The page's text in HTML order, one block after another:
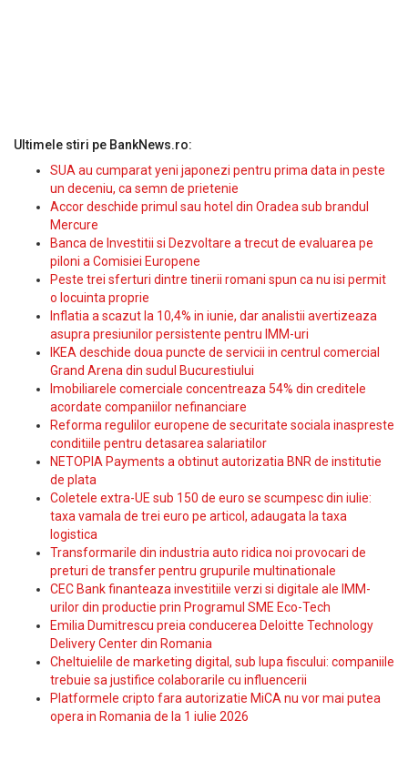
Ultimele stiri pe BankNews.ro:
SUA au cumparat yeni japonezi pentru prima data in peste
un deceniu, ca semn de prietenie
Accor deschide primul sau hotel din Oradea sub brandul
Mercure
Banca de Investitii si Dezvoltare a trecut de evaluarea pe
piloni a Comisiei Europene
Peste trei sferturi dintre tinerii romani spun ca nu isi permit
o locuinta proprie
Inflatia a scazut la 10,4% in iunie, dar analistii avertizeaza
asupra presiunilor persistente pentru IMM-uri
IKEA deschide doua puncte de servicii in centrul comercial
Grand Arena din sudul Bucurestiului
Imobiliarele comerciale concentreaza 54% din creditele
acordate companiilor nefinanciare
Reforma regulilor europene de securitate sociala inaspreste
conditiile pentru detasarea salariatilor
NETOPIA Payments a obtinut autorizatia BNR de institutie
de plata
Coletele extra-UE sub 150 de euro se scumpesc din iulie:
taxa vamala de trei euro pe articol, adaugata la taxa
logistica
Transformarile din industria auto ridica noi provocari de
preturi de transfer pentru grupurile multinationale
CEC Bank finanteaza investitiile verzi si digitale ale IMM-
urilor din productie prin Programul SME Eco-Tech
Emilia Dumitrescu preia conducerea Deloitte Technology
Delivery Center din Romania
Cheltuielile de marketing digital, sub lupa fiscului: companiile
trebuie sa justifice colaborarile cu influencerii
Platformele cripto fara autorizatie MiCA nu vor mai putea
opera in Romania de la 1 iulie 2026